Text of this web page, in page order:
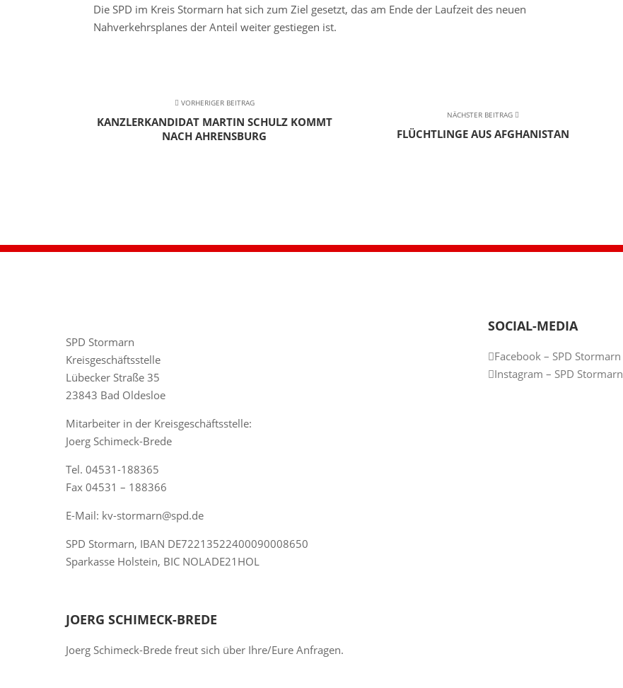
Die SPD im Kreis Stormarn hat sich zum Ziel gesetzt, das am Ende der Laufzeit des neuen
Nahverkehrsplanes der Anteil weiter gestiegen ist.
VORHERIGER BEITRAG
KANZLERKANDIDAT MARTIN SCHULZ KOMMT
NACH AHRENSBURG
NÄCHSTER BEITRAG
FLÜCHTLINGE AUS AFGHANISTAN
SPD Stormarn
Kreisgeschäftsstelle
Lübecker Straße 35
23843 Bad Oldesloe
Mitarbeiter in der Kreisgeschäftsstelle:
Joerg Schimeck-Brede
Tel. 04531-188365
Fax 04531 – 188366
E-Mail: kv-stormarn@spd.de
SPD Stormarn, IBAN DE72213522400090008650
Sparkasse Holstein, BIC NOLADE21HOL
JOERG SCHIMECK-BREDE
Joerg Schimeck-Brede freut sich über Ihre/Eure Anfragen.
SOCIAL-MEDIA
Facebook – SPD Stormarn
Instagram – SPD Stormarn